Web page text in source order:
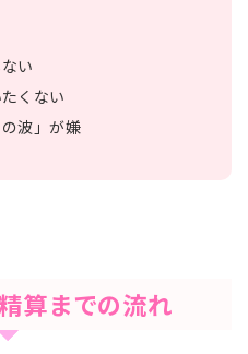
い
くない
波」が嫌
算までの流れ